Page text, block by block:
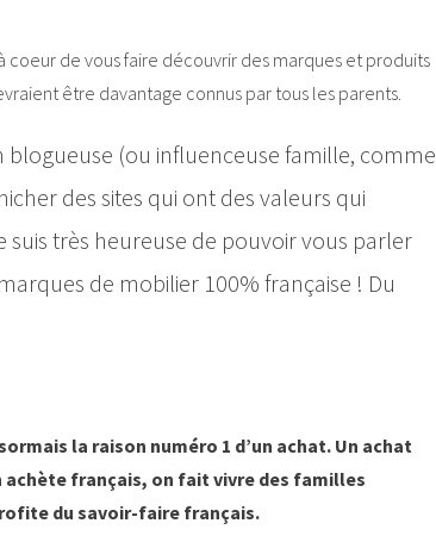
coeur de vous faire découvrir des marques et produits
être davantage connus par tous les parents.
(ou influenceuse famille, comme
des sites qui ont des valeurs qui
très heureuse de pouvoir vous parler
de mobilier 100% française ! Du
la raison numéro 1 d’un achat. Un achat
français, on fait vivre des familles
du savoir-faire français.